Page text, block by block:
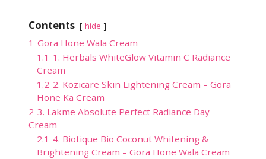
Contents hide
1 Gora Hone Wala Cream
1.1 1. Herbals WhiteGlow Vitamin C Radiance
Cream
1.2 2. Kozicare Skin Lightening Cream – Gora
Hone Ka Cream
2 3. Lakme Absolute Perfect Radiance Day
Cream
2.1 4. Biotique Bio Coconut Whitening &
Brightening Cream – Gora Hone Wala Cream